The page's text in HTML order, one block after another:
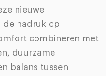
nieuwe
de nadruk op
combineren met
duurzame
balans tussen